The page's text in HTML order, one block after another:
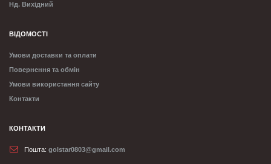
Нд. Вихідний
ВІДОМОСТІ
Умови доставки та оплати
Повернення та обмін
Умови використання сайту
Контакти
КОНТАКТИ
Пошта: golstar0803@gmail.com